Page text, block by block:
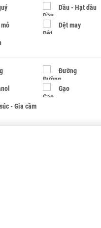
Dầu - Hạt dầu
Dệt may
Đường
Gạo
- Gia cầm